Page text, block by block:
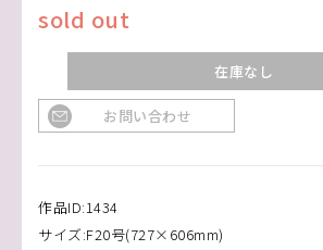
sold out
在庫なし
お問い合わせ
作品ID:1434
サイズ:F20号(727×606mm)